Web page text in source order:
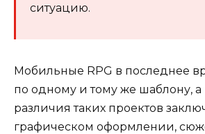
ситуацию.
Мобильные RPG в последнее
по одному и тому же шаблону, а
различия таких проектов
графическом оформлении,